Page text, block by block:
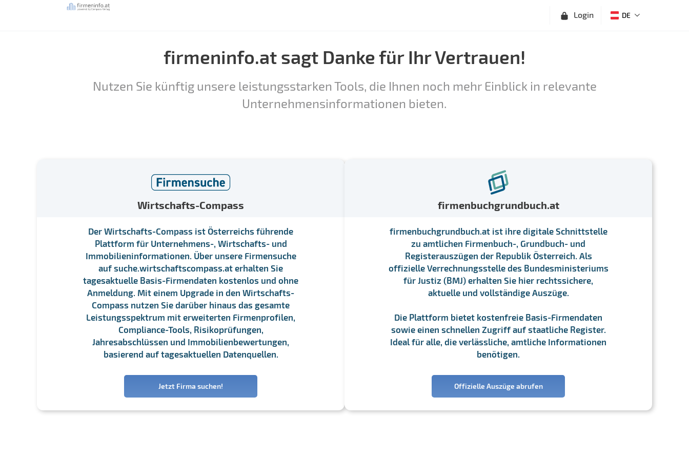
Login DE
firmeninfo.at sagt Danke für Ihr Vertrauen!
Nutzen Sie künftig unsere leistungsstarken Tools, die Ihnen noch mehr Einblick in relevante
Unternehmensinformationen bieten.
Wirtschafts-Compass
Der Wirtschafts-Compass ist Österreichs führende
Plattform für Unternehmens-, Wirtschafts- und
Immobilieninformationen. Über unsere Firmensuche
auf suche.wirtschaftscompass.at erhalten Sie
tagesaktuelle Basis-Firmendaten kostenlos und ohne
Anmeldung. Mit einem Upgrade in den Wirtschafts-
Compass nutzen Sie darüber hinaus das gesamte
Leistungsspektrum mit erweiterten Firmenprofilen,
Compliance-Tools, Risikoprüfungen,
Jahresabschlüssen und Immobilienbewertungen,
basierend auf tagesaktuellen Datenquellen.
Jetzt Firma suchen!
firmenbuchgrundbuch.at
firmenbuchgrundbuch.at ist ihre digitale Schnittstelle
zu amtlichen Firmenbuch-, Grundbuch- und
Registerauszügen der Republik Österreich. Als
offizielle Verrechnungsstelle des Bundesministeriums
für Justiz (BMJ) erhalten Sie hier rechtssichere,
aktuelle und vollständige Auszüge.
Die Plattform bietet kostenfreie Basis-Firmendaten
sowie einen schnellen Zugriff auf staatliche Register.
Ideal für alle, die verlässliche, amtliche Informationen
benötigen.
Offizielle Auszüge abrufen